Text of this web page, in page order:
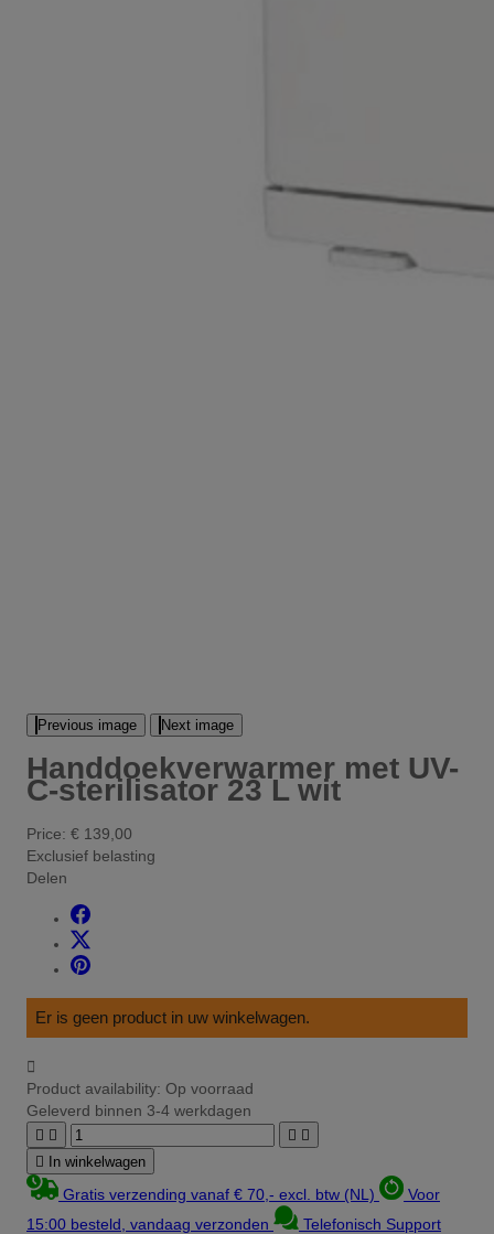
Previous image Next image
Handdoekverwarmer met UV-
C-sterilisator 23 L wit
Price: € 139,00
Exclusief belasting
Delen
Er is geen product in uw winkelwagen.

Product availability: Op voorraad
Geleverd binnen 3-4 werkdagen
   
 In winkelwagen
Gratis verzending vanaf € 70,- excl. btw (NL)
Voor
15:00 besteld, vandaag verzonden
Telefonisch Support